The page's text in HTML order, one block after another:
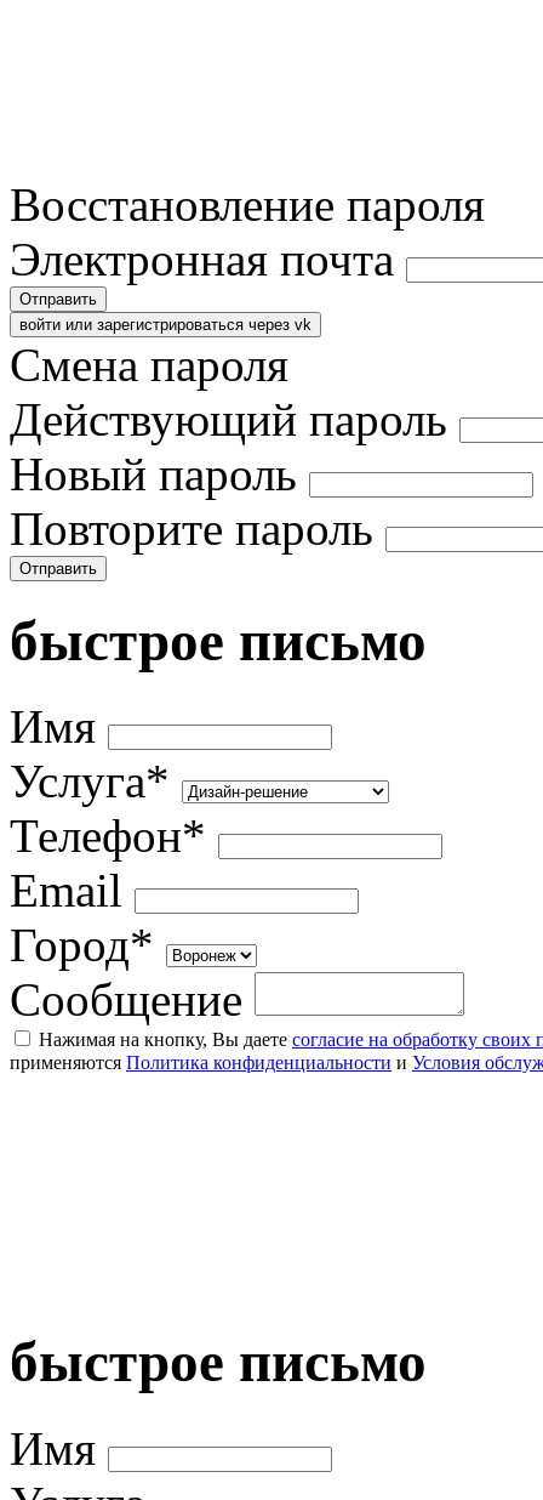
Восстановление пароля
Электронная почта
Отправить
войти или зарегистрироваться через vk
Смена пароля
Действующий пароль
Новый пароль
Повторите пароль
Отправить
быстрое письмо
Имя
Услуга*
Телефон*
Email
Город*
Сообщение
Нажимая на кнопку, Вы даете согласие на обработку
применяются Политика конфиденциальности и Условия
быстрое письмо
Имя